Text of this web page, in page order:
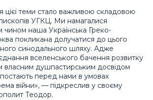
цієї теми стало важливою складовою
УГКЦ. Ми намагалися
чином наша Українська Греко-
покликана долучатися до цього
синодального шляху. Адже
вселенського бачення розвитку
душпастирським досвідом
постають перед нами в умовах
війни», — підкреслив у своєму
Теодор.